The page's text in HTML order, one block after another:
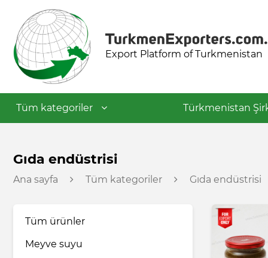
Export Platform of Turkmenistan
Tüm kategoriler Türkmenistan
Gıda endüstrisi
Petrokimya endüstrisi
Gıda endüstrisi
Ana sayfa Tüm kategoriler Gıda endüstrisi
Tüm ürünler
Meyve suyu